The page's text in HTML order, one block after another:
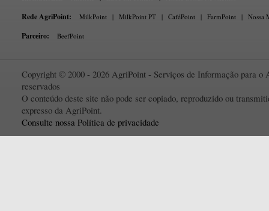
Rede AgriPoint: MilkPoint | MilkPoint PT | CaféPoint | FarmPoint | Nossa
Parceiro: BeefPoint
Copyright © 2000 - 2026 AgriPoint - Serviços de Informação para o
reservados
O conteúdo deste site não pode ser copiado, reproduzido ou
expresso da AgriPoint.
Consulte nossa Política de privacidade